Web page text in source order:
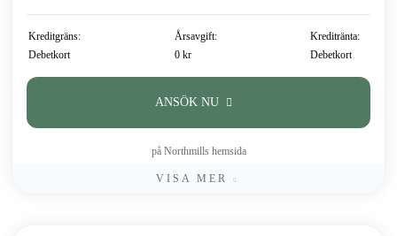
Kreditgräns:
Debetkort
Årsavgift:
0 kr
Kreditränta:
Debetkort
ANSÖK NU
på Northmills hemsida
VISA MER